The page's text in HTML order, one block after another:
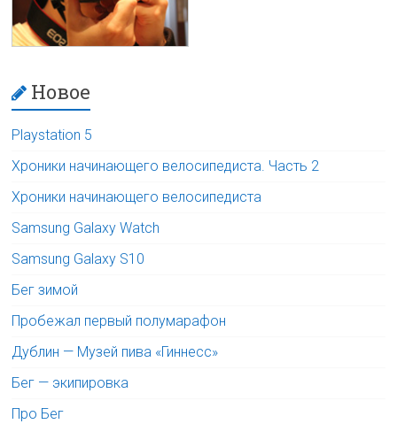
Новое
Playstation 5
Хроники начинающего велосипедиста. Часть 2
Хроники начинающего велосипедиста
Samsung Galaxy Watch
Samsung Galaxy S10
Бег зимой
Пробежал первый полумарафон
Дублин — Музей пива «Гиннесс»
Бег — экипировка
Про Бег